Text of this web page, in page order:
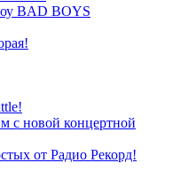
BAD BOYS
с новой концертной
от Радио Рекорд!